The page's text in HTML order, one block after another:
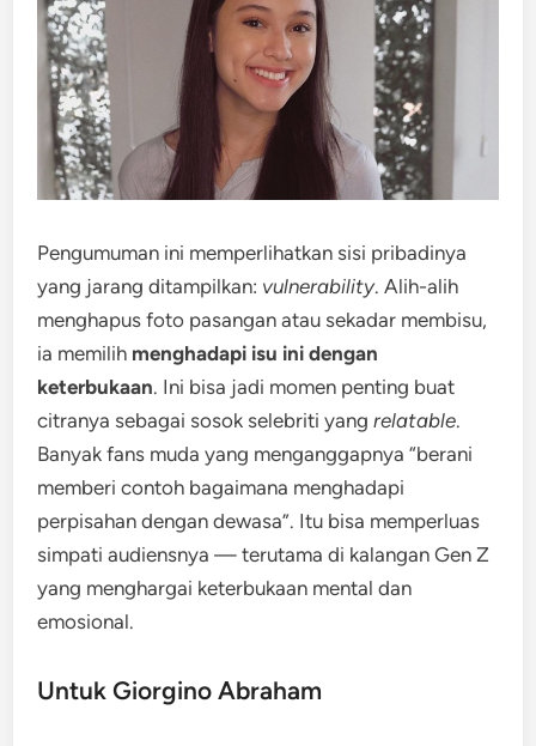
Pengumuman ini memperlihatkan sisi pribadinya
yang jarang ditampilkan: vulnerability. Alih-alih
menghapus foto pasangan atau sekadar membisu,
ia memilih menghadapi isu ini dengan
keterbukaan. Ini bisa jadi momen penting buat
citranya sebagai sosok selebriti yangrelatable.
Banyak fans muda yang menganggapnya “berani
memberi contoh bagaimana menghadapi
perpisahan dengan dewasa”. Itu bisa memperluas
simpati audiensnya — terutama di kalangan Gen Z
yang menghargai keterbukaan mental dan
emosional.
Untuk Giorgino Abraham